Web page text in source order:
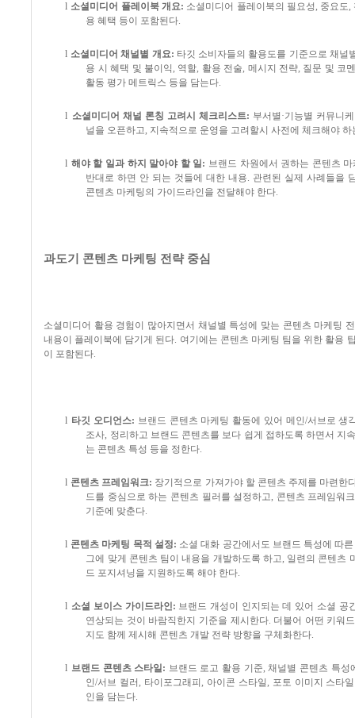
l 소셜미디어 플레이북 개요: 소셜미디어 플레이북의 필요성, 중요도,
용 혜택 등이 포함된다.
l 소셜미디어 채널별 개요: 타깃 소비자들의 활용도를 기준으로 채널
용 시 혜택 및 불이익, 역할, 활용 전술, 메시지 전략, 질문 및 코
활동 평가 메트릭스 등을 담는다.
l 소셜미디어 채널 론칭 고려시 체크리스트: 부서별 ·기능별 커뮤니
널을 오픈하고, 지속적으로 운영을 고려할시 사전에 체크해야
l 해야 할 일과 하지 말아야 할 일 : 브랜드 차원에서 권하는 콘텐츠
반대로 하면 안 되는 것들에 대한 내용. 관련된 실제 사례들을
콘텐츠 마케팅의 가이드라인을 전달해야 한다.
과도기 콘텐츠 마케팅 전략 중심
소셜미디어 활용 경험이 많아지면서 채널별 특성에 맞는 콘텐츠 마케팅
내용이 플레이북에 담기게 된다. 여기에는 콘텐츠 마케팅 팀을 위한 활용
이 포함된다.
l 타깃 오디언스: 브랜드 콘텐츠 마케팅 활동에 있어 메인/서브로 생
조사, 정리하고 브랜드 콘텐츠를 보다 쉽게 접하도록 하면서 지
는 콘텐츠 특성 등을 정한다.
l 콘텐츠 프레임워크: 장기적으로 가져가야 할 콘텐츠 주제를 마련한
드를 중심으로 하는 콘텐츠 필러를 설정하고, 콘텐츠 프레임워
기준에 맞춘다.
l 콘텐츠 마케팅 목적 설정: 소셜 대화 공간에서도 브랜드 특성에 따
그에 맞게 콘텐츠 팀이 내용을 개발하도록 하고, 일련의 콘텐츠
드 포지셔닝을 지원하도록 해야 한다.
l 소셜 보이스 가이드라인: 브랜드 개성이 인지되는 데 있어 소셜 공
연상되는 것이 바람직한지 기준을 제시한다. 더불어 어떤 키워
지도 함께 제시해 콘텐츠 개발 전략 방향을 구체화한다.
l 브랜드 콘텐츠 스타일 : 브랜드 로고 활용 기준,채널별 콘텐츠 특성
인/서브 컬러, 타이포그래피, 아이콘 스타일 , 포토 이미지 스타
인을 담는다.